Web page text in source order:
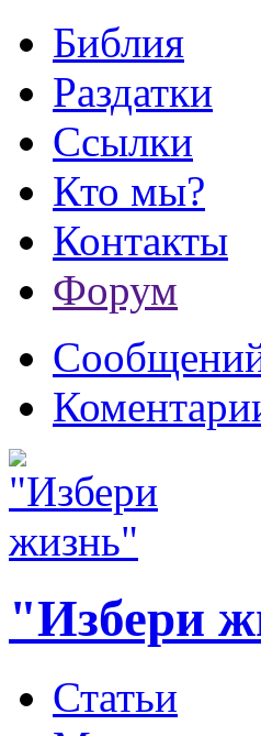
Библия
Раздатки
Ссылки
Кто мы?
Контакты
Форум
"Избери
Статьи